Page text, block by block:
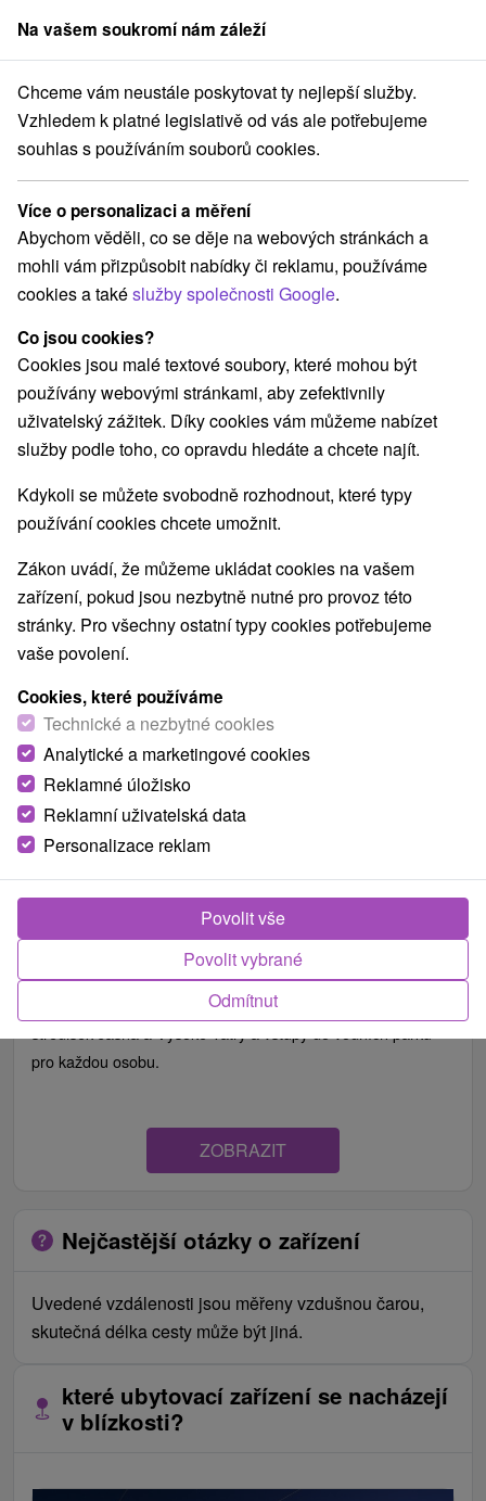
člen skupinySorger
Slovensko Žilinský kraj Jasná Boutique Hotel Pošta **** Jasná
Pobyty - Boutique Hotel Pošta
★★★★Jasná
Jasná
Navigovat do místa
O ZAŘÍZENÍ POBYTY RECENZE
Zavolejte nám - +421 2 21 02 57 57
TIP
Designový Hotel Pošta v Jasné: Štylové wellness,
lanovky, skipasy a aquaparky v ceně
Boutique Hotel Pošta ★★★ ★Jasná
Od 1 NociSnídaně
Užijte si pobyt a získejte skipasy/lístky na lanovky do
pro každou osobu.
ZOBRAZIT
Nejčastější otázky o zařízení
Uvedené vzdálenosti jsou měřeny vzdušnou čarou,
skutečná délka cesty může být jiná.
které ubytovací zařízení se nacházejí
v blízkosti?
Na vašem soukromí nám záleží
Chceme vám neustále poskytovat ty nejlepší služby.
Vzhledem k platné legislativě od vás ale potřebujeme
souhlas s používáním souborů cookies.
Více o personalizaci a měření
Abychom věděli, co se děje na webových stránkách a
mohli vám přizpůsobit nabídky či reklamu, používáme
cookies a takéslužby společnosti Google.
Co jsou cookies?
Cookies jsou malé textové soubory, které mohou být
používány webovými stránkami, aby zefektivnily
uživatelský zážitek. Díky cookies vám můžeme nabízet
služby podle toho, co opravdu hledáte a chcete najít.
Kdykoli se můžete svobodně rozhodnout, které typy
používání cookies chcete umožnit.
Zákon uvádí, že můžeme ukládat cookies na vašem
zařízení, pokud jsou nezbytně nutné pro provoz této
stránky. Pro všechny ostatní typy cookies potřebujeme
vaše povolení.
Cookies, které používáme
Technické a nezbytné cookies
Analytické a marketingové cookies
Reklamné úložisko
Reklamní uživatelská data
Personalizace reklam
Odmítnut
Povolit vybrané
Povolit vše